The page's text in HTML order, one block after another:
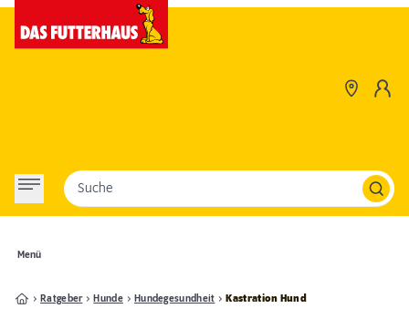
Menü
Suche
Ratgeber Hunde Hundegesundheit Kastration Hund